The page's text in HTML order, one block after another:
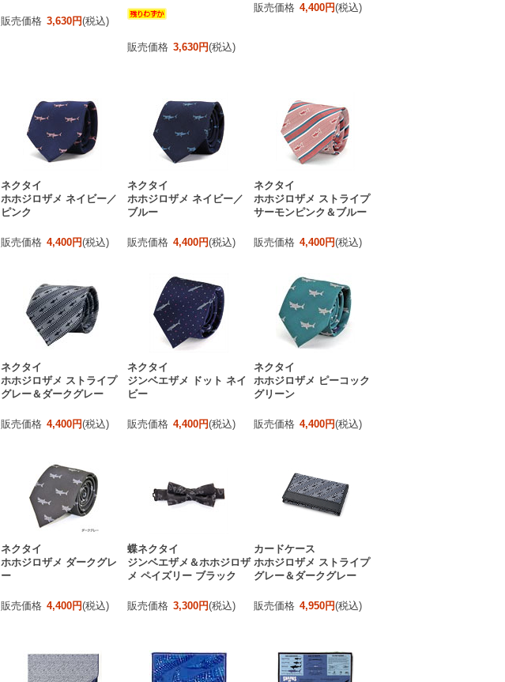
販売価格 3,630円(税込)
販売価格 3,630円(税込)
販売価格 4,400円(税込)
ネクタイ
ホホジロザメ ネイビー／
ピンク
販売価格 4,400円(税込)
ネクタイ
ホホジロザメ ネイビー／
ブルー
販売価格 4,400円(税込)
ネクタイ
ホホジロザメ ストライプ
サーモンピンク＆ブルー
販売価格 4,400円(税込)
ネクタイ
ホホジロザメ ストライプ
グレー＆ダークグレー
販売価格 4,400円(税込)
ネクタイ
ジンベエザメ ドット ネイ
ビー
販売価格 4,400円(税込)
ネクタイ
ホホジロザメ ピーコック
グリーン
販売価格 4,400円(税込)
ネクタイ
ホホジロザメ ダークグレ
ー
販売価格 4,400円(税込)
蝶ネクタイ
ジンベエザメ＆ホホジロザ
メ ペイズリー ブラック
販売価格 3,300円(税込)
カードケース
ホホジロザメ ストライプ
グレー＆ダークグレー
販売価格 4,950円(税込)